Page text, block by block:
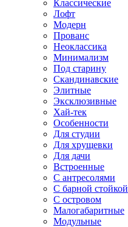
Классические
Лофт
Модерн
Прованс
Неоклассика
Минимализм
Под старину
Скандинавские
Элитные
Эксклюзивные
Хай-тек
Особенности
Для студии
Для хрущевки
Для дачи
Встроенные
С антресолями
С барной стойкой
С островом
Малогабаритные
Модульные